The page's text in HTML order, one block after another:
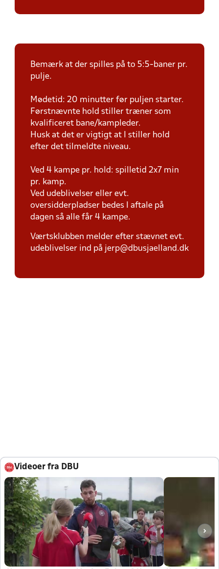
Bemærk at der spilles på to 5:5-baner pr.
pulje.
Mødetid: 20 minutter før puljen starter.
Førstnævnte hold stiller træner som
kvalificeret bane/kampleder.
Husk at det er vigtigt at I stiller hold
efter det tilmeldte niveau.
Ved 4 kampe pr. hold: spilletid 2x7 min
pr. kamp.
Ved udeblivelser eller evt.
oversidderpladser bedes I aftale på
dagen så alle får 4 kampe.
Værtsklubben melder efter stævnet evt.
udeblivelser ind på jerp@dbusjaelland.dk
Videoer fra DBU